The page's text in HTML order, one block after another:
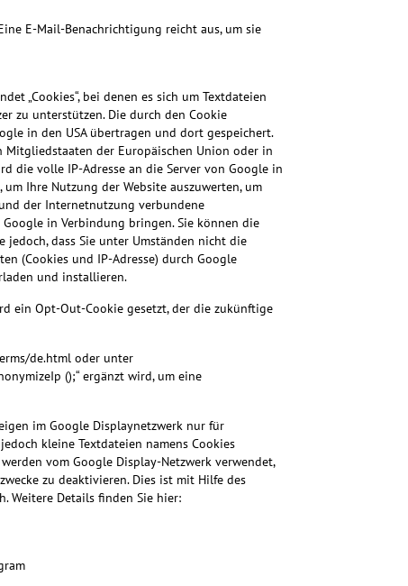
E-Mail-Benachrichtigung reicht aus, um sie
„Cookies“, bei denen es sich um Textdateien
zu unterstützen. Die durch den Cookie
in den USA übertragen und dort gespeichert.
Mitgliedstaaten der Europäischen Union oder in
die volle IP-Adresse an die Server von Google in
Ihre Nutzung der Website auszuwerten, um
der Internetnutzung verbundene
in Verbindung bringen. Sie können die
jedoch, dass Sie unter Umständen nicht die
(Cookies und IP-Adresse) durch Google
und installieren.
ein Opt-Out-Cookie gesetzt, der die zukünftige
de.html oder unter
();“ ergänzt wird, um eine
im Google Displaynetzwerk nur für
kleine Textdateien namens Cookies
vom Google Display-Netzwerk verwendet,
zu deaktivieren. Dies ist mit Hilfe des
Weitere Details finden Sie hier: